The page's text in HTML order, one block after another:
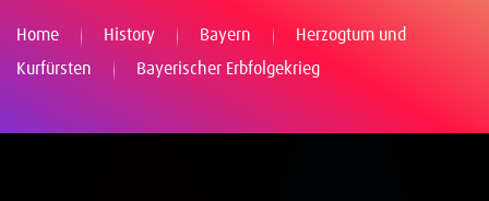
Home History Bayern
Herzogtum und
Kurfürsten
Bayerischer Erbfolgekrieg